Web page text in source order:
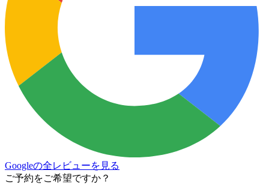
Googleの全レビューを見る
ご予約をご希望ですか？